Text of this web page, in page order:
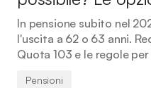
In pensione subito nel
l'uscita a 62 o 63 anni.
Quota 103 e le regole
Pensioni